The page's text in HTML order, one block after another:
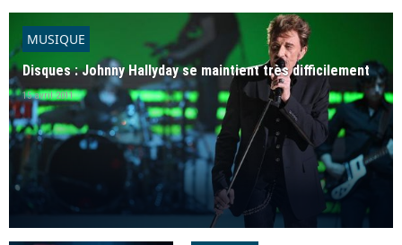
MUSIQUE
Disques : Johnny Hallyday se maintient très difficilement
15 avril 2011